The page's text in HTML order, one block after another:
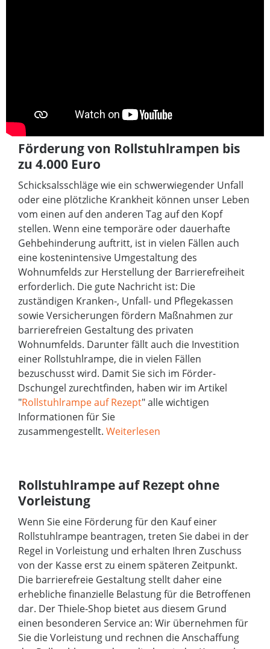
Förderung von Rollstuhlrampen bis
zu 4.000 Euro
Schicksalsschläge wie ein schwerwiegender Unfall
oder eine plötzliche Krankheit können unser Leben
vom einen auf den anderen Tag auf den Kopf
stellen. Wenn eine temporäre oder dauerhafte
Gehbehinderung auftritt, ist in vielen Fällen auch
eine kostenintensive Umgestaltung des
Wohnumfelds zur Herstellung der Barrierefreiheit
erforderlich. Die gute Nachricht ist: Die
zuständigen Kranken-, Unfall- und Pflegekassen
sowie Versicherungen fördern Maßnahmen zur
barrierefreien Gestaltung des privaten
Wohnumfelds. Darunter fällt auch die Investition
einer Rollstuhlrampe, die in vielen Fällen
bezuschusst wird. Damit Sie sich im Förder-
Dschungel zurechtfinden, haben wir im Artikel
"Rollstuhlrampe auf Rezept" alle wichtigen
Informationen für Sie
zusammengestellt. Weiterlesen
Rollstuhlrampe auf Rezept ohne
Vorleistung
Wenn Sie eine Förderung für den Kauf einer
Rollstuhlrampe beantragen, treten Sie dabei in der
Regel in Vorleistung und erhalten Ihren Zuschuss
von der Kasse erst zu einem späteren Zeitpunkt.
Die barrierefreie Gestaltung stellt daher eine
erhebliche finanzielle Belastung für die Betroffenen
dar. Der Thiele-Shop bietet aus diesem Grund
einen besonderen Service an: Wir übernehmen für
Sie die Vorleistung und rechnen die Anschaffung